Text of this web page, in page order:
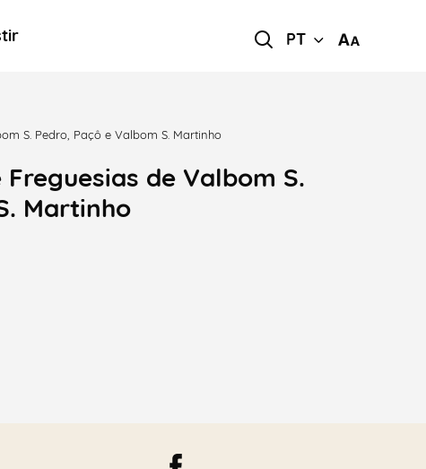
PT
S. Pedro, Paçô e Valbom S. Martinho
de Valbom S.
Martinho